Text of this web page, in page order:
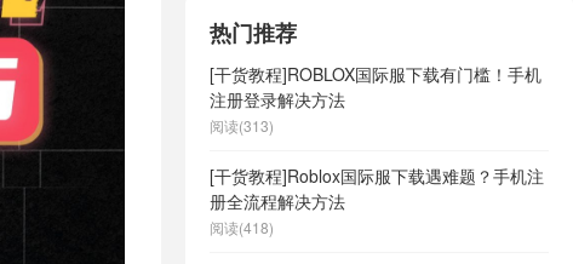
热门推荐
[干货教程]ROBLOX国际服下载有门槛！手机
注册登录解决方法
阅读(313)
[干货教程]Roblox国际服下载遇难题？手机注
册全流程解决方法
阅读(418)